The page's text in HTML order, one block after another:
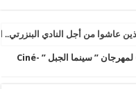
عاشوا من أجل النادي البنزرتي..
تطلق مسابقة ” الشارع
عين دراهم:الدورة 6 لمهرجان ” سينما الجبل ” Ciné-